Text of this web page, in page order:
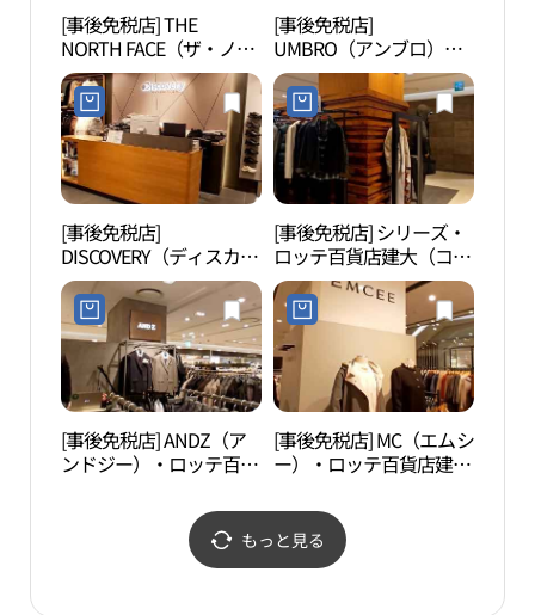
[事後免税店] THE
NORTH FACE（ザ・ノー
ス・フェイス）・ホワイ
トラベル・ロッテ百貨店
建大（コンデ）スターシ
ティ店(노스페이스화이
트라벨 롯데백화점 건대
스타시티점)
[事後免税店]
UMBRO（アンブロ）・
ロッテ百貨店建大（コン
デ）スターシティ店(엄
브로 롯데백화점 건대스
타시티점)
[事後免税店]
DISCOVERY（ディスカバ
リー）・ロッテ百貨店建
大（コンデ）スターシテ
ィ店(디스커버리 롯데백
화점 건대스타시티점)
[事後免税店] シリーズ・
ロッテ百貨店建大（コン
デ）スターシティ店(시
리즈 롯데백화점 건대스
타시티점)
[事後免税店] ANDZ（ア
ンドジー）・ロッテ百貨
シティ店(앤드지 롯데백
화점 건대스타시티점)
[事後免税店] MC（エムシ
ー）・ロッテ百貨店建大
店(엠씨 롯데백화점 건대
스타시티점)
もっと見る